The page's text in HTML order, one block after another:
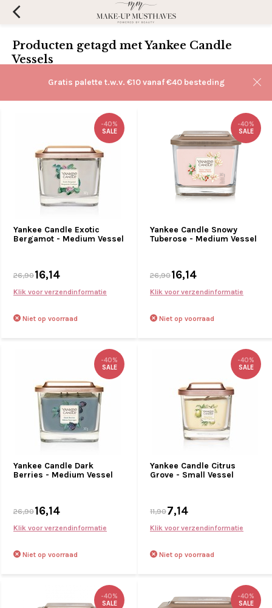
Gratis palette t.w.v. €10 vanaf €40 besteding
Producten getagd met Yankee Candle
Vessels
Filters Sorteren op:
Yankee Candle Exotic
Bergamot - Medium Vessel
-40%
SALE
26,9016,14
Klik voor verzendinformatie
Niet op voorraad
Yankee Candle Snowy
Tuberose - Medium Vessel
-40%
SALE
26,9016,14
Klik voor verzendinformatie
Niet op voorraad
Yankee Candle Dark
Berries - Medium Vessel
-40%
SALE
26,9016,14
Klik voor verzendinformatie
Niet op voorraad
Yankee Candle Citrus
Grove - Small Vessel
-40%
SALE
11,907,14
Klik voor verzendinformatie
Niet op voorraad
-40%
SALE
-40%
SALE